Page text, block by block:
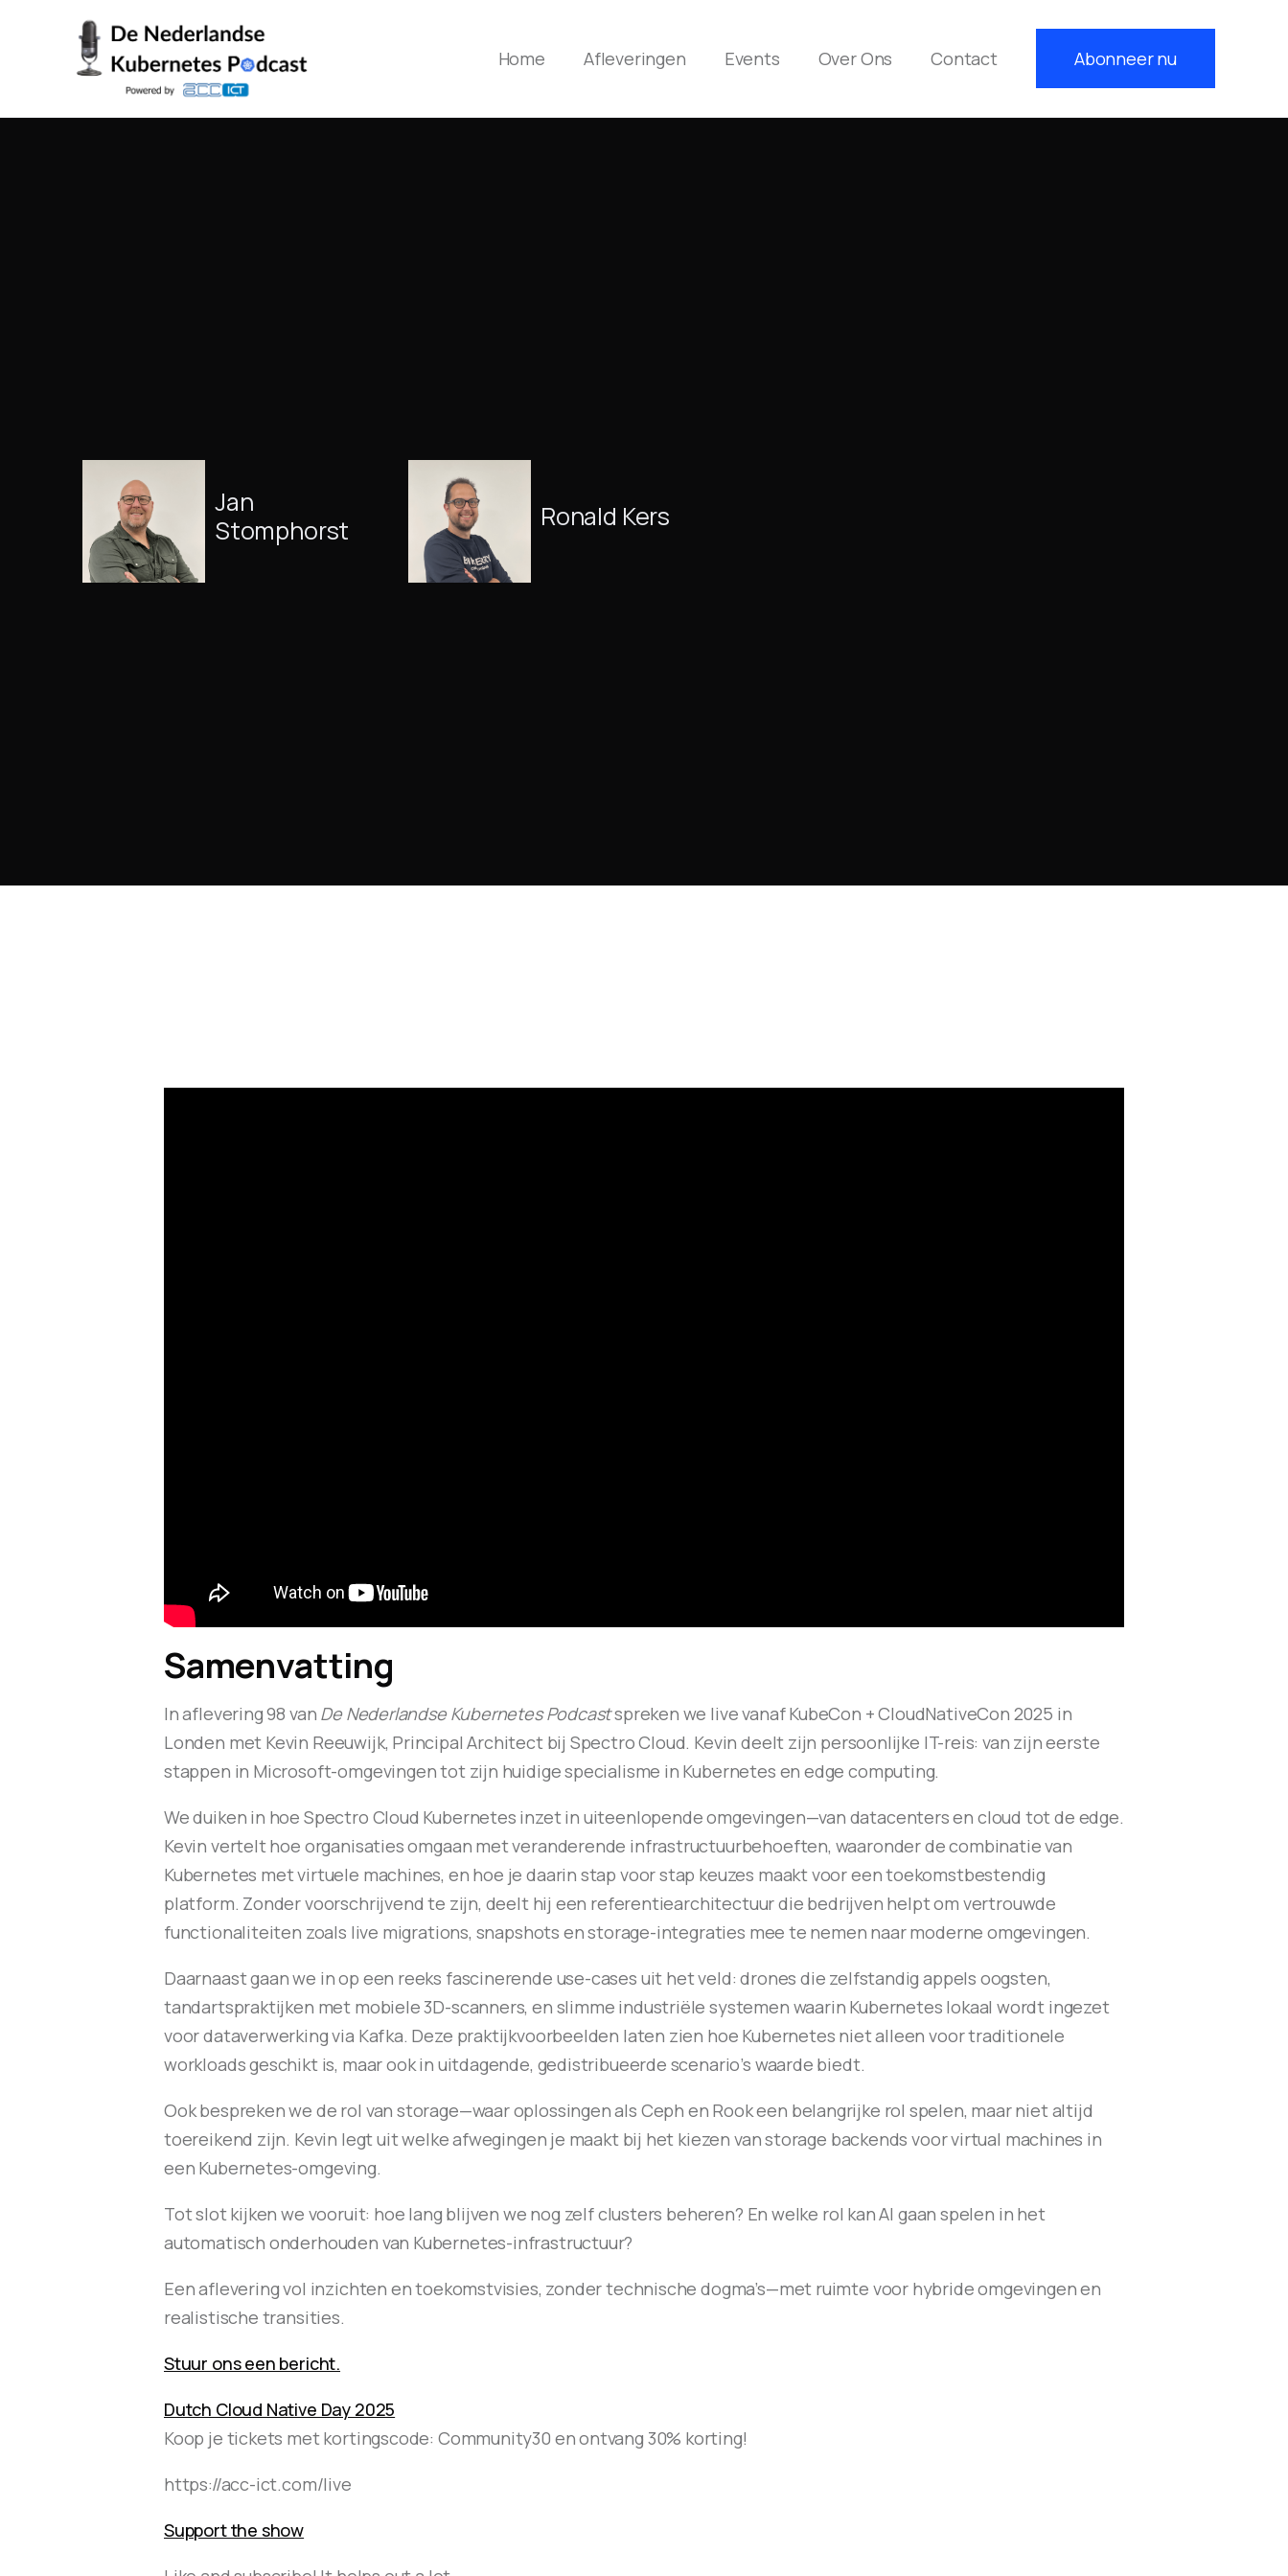
Home Afleveringen Events Over Ons Contact Abonneer nu
Jan
Stomphorst
Ronald Kers
Samenvatting
In aflevering 98 van De Nederlandse Kubernetes Podcastspreken we live vanaf KubeCon + CloudNativeCon 2025 in
Londen met Kevin Reeuwijk, Principal Architect bij Spectro Cloud. Kevin deelt zijn persoonlijke IT-reis: van zijn eerste
stappen in Microsoft-omgevingen tot zijn huidige specialisme in Kubernetes en edge computing.
We duiken in hoe Spectro Cloud Kubernetes inzet in uiteenlopende omgevingen—van datacenters en cloud tot de edge.
Kevin vertelt hoe organisaties omgaan met veranderende infrastructuurbehoeften, waaronder de combinatie van
Kubernetes met virtuele machines, en hoe je daarin stap voor stap keuzes maakt voor een toekomstbestendig
platform. Zonder voorschrijvend te zijn, deelt hij een referentiearchitectuur die bedrijven helpt om vertrouwde
functionaliteiten zoals live migrations, snapshots en storage-integraties mee te nemen naar moderne omgevingen.
Daarnaast gaan we in op een reeks fascinerende use-cases uit het veld: drones die zelfstandig appels oogsten,
tandartspraktijken met mobiele 3D-scanners, en slimme industriële systemen waarin Kubernetes lokaal wordt ingezet
voor dataverwerking via Kafka. Deze praktijkvoorbeelden laten zien hoe Kubernetes niet alleen voor traditionele
workloads geschikt is, maar ook in uitdagende, gedistribueerde scenario’s waarde biedt.
Ook bespreken we de rol van storage—waar oplossingen als Ceph en Rook een belangrijke rol spelen, maar niet altijd
toereikend zijn. Kevin legt uit welke afwegingen je maakt bij het kiezen van storage backends voor virtual machines in
een Kubernetes-omgeving.
Tot slot kijken we vooruit: hoe lang blijven we nog zelf clusters beheren? En welke rol kan AI gaan spelen in het
automatisch onderhouden van Kubernetes-infrastructuur?
Een aflevering vol inzichten en toekomstvisies, zonder technische dogma’s—met ruimte voor hybride omgevingen en
realistische transities.
Stuur ons een bericht.
Dutch Cloud Native Day 2025
Koop je tickets met kortingscode: Community30 en ontvang 30% korting!
https://acc-ict.com/live
Support the show